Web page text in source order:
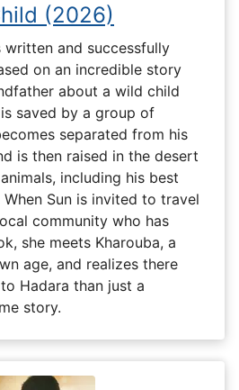
(2026)
written and successfully
on an incredible story
about a wild child
saved by a group of
separated from his
is then raised in the desert
including his best
Sun is invited to travel
community who has
she meets Kharouba, a
age, and realizes there
Hadara than just a
story.